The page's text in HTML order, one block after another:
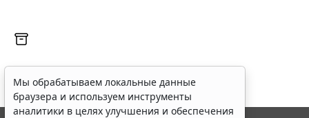
Мы обрабатываем локальные данные
браузера и используем инструменты
аналитики в целях улучшения и обеспечения